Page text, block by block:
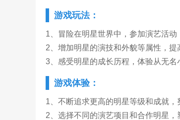
游戏玩法：
1、冒险在明星世界中，参加演艺活动
2、增加明星的演技和外貌等属性，提
3、感受明星的成长历程，体验从无名
游戏体验：
1、不断追求更高的明星等级和成就，
2、选择不同的演艺项目和合作明星，